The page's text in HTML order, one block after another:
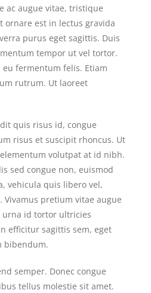
ac augue vitae, tristique
ornare est in lectus gravida
purus eget sagittis. Duis
tempor ut vel tortor.
fermentum felis. Etiam
rutrum. Ut laoreet
quis risus id, congue
risus et suscipit rhoncus. Ut
volutpat at id nibh.
sed congue non, euismod
vehicula quis libero vel,
pretium vitae augue
urna id tortor ultricies
efficitur sagittis sem, eget
bibendum.
semper. Donec congue
tellus molestie sit amet.